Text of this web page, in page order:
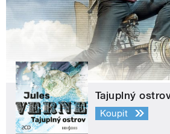
Tajuplný
Koupit